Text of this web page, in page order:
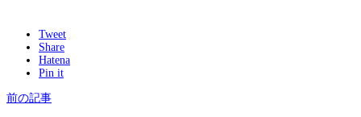
Tweet
Share
Hatena
Pin it
前の記事